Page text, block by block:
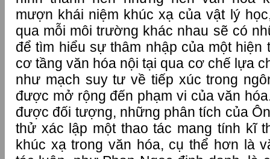
mượn khái niệm khúc xạ của vật lý
qua mỗi môi trường khác nhau sẽ có
để tìm hiểu sự thâm nhập của một hiện
cơ tầng văn hóa nội tại qua cơ chế lựa
như mạch suy tư về tiếp xúc trong
được mở rộng đến phạm vi của văn
được đối tượng, những phân tích của
thử xác lập một thao tác mang tính kĩ
khúc xạ trong văn hóa, cụ thể hơn là